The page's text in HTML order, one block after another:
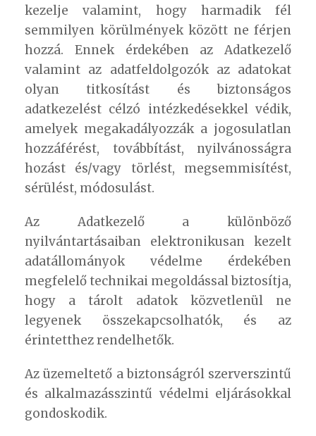
kezelje valamint, hogy harmadik fél
semmilyen körülmények között ne férjen
hozzá. Ennek érdekében az Adatkezelő
valamint az adatfeldolgozók az adatokat
olyan titkosítást és biztonságos
adatkezelést célzó intézkedésekkel védik,
amelyek megakadályozzák a jogosulatlan
hozzáférést, továbbítást, nyilvánosságra
hozást és/vagy törlést, megsemmisítést,
sérülést, módosulást.
Az Adatkezelő a különböző
nyilvántartásaiban elektronikusan kezelt
adatállományok védelme érdekében
megfelelő technikai megoldással biztosítja,
hogy a tárolt adatok közvetlenül ne
legyenek összekapcsolhatók, és az
érintetthez rendelhetők.
Az üzemeltető a biztonságról szerverszintű
és alkalmazásszintű védelmi eljárásokkal
gondoskodik.